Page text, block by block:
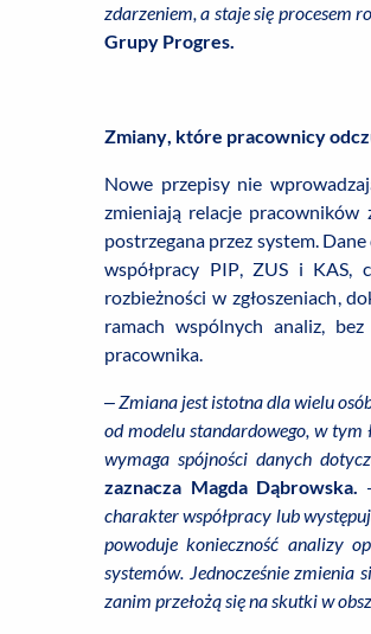
zdarzeniem, a staje się procesem
Grupy Progres.
Zmiany, które pracownicy
Nowe przepisy nie
zmieniają relacje
postrzegana przez system.
współpracy PIP, ZUS i KAS,
rozbieżności w zgłoszeniach,
ramach wspólnych analiz,
pracownika.
– Zmiana jest istotna dla wielu
od modelu standardowego, w tym
wymaga spójności danych
zaznacza Magda Dąbrowska.
charakter współpracy lub
powoduje konieczność analizy
systemów. Jednocześnie zmienia
zanim przełożą się na skutki w